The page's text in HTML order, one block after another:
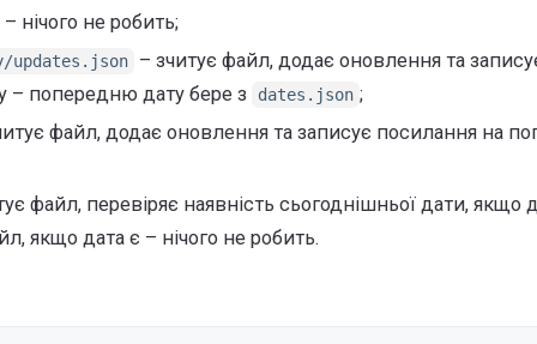
нічого не робить;
updates.json
– зчитує файл, додає оновлення та
– попередню дату бере з
dates.json ;
файл, додає оновлення та записує посилання на
файл, перевіряє наявність сьогоднішньої дати, якщо
якщо дата є – нічого не робить.